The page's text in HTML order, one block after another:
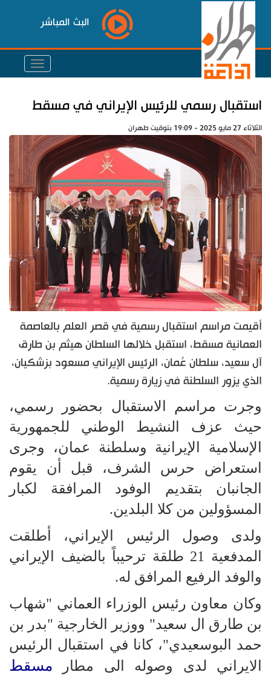
البث المباشر
استقبال رسمي للرئيس الإيراني في مسقط
الثلاثاء 27 مايو 2025 - 19:09 بتوقيت طهران
أقيمت مراسم استقبال رسمية في قصر العلم بالعاصمة
العمانية مسقط، استقبل خلالها السلطان هيثم بن طارق
آل سعيد، سلطان عُمان، الرئيس الإيراني مسعود بزشكيان،
الذي يزور السلطنة في زيارة رسمية.
وجرت مراسم الاستقبال بحضور رسمي،
حيث عزف النشيط الوطني للجمهورية
الإسلامية الإيرانية وسلطنة عمان، وجرى
استعراض حرس الشرف، قبل أن يقوم
الجانبان بتقديم الوفود المرافقة لكبار
المسؤولين من كلا البلدين.
ولدى وصول الرئيس الإيراني، أطلقت
المدفعية 21 طلقة ترحيباً بالضيف الإيراني
والوفد الرفيع المرافق له.
وكان معاون رئيس الوزراء العماني "شهاب
بن طارق ال سعيد" ووزير الخارجية "بدر بن
حمد البوسعيدي"، كانا في استقبال الرئيس
الايراني لدى وصوله الى مطار
مسقط